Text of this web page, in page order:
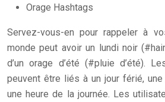
Orage Hashtags
Servez-vous-en pour rappeler à
monde peut avoir un lundi noir
d’un orage d’été (#pluie d’été).
peuvent être liés à un jour férié, une
une heure de la journée. Les